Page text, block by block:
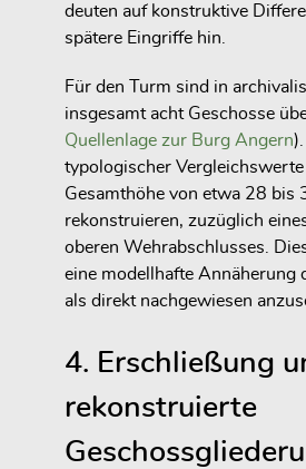
deuten auf konstruktive
spätere Eingriffe hin.
Für den Turm sind in
insgesamt acht Geschosse
Quellenlage zur Burg Angern
typologischer
Gesamthöhe von etwa 28 bis
rekonstruieren, zuzüglich
oberen Wehrabschlusses.
eine modellhafte Annäherung
als direkt nachgewiesen
4. Erschließung
rekonstruierte